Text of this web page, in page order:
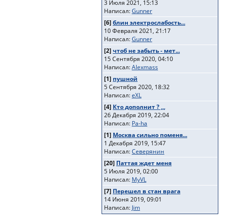
3 Июля 2021, 15:13
Написал:Gunner
[6]блин электрослабость...
10 Февраля 2021, 21:17
Написал:Gunner
[2]чтоб не забыть - мет...
15 Сентября 2020, 04:10
Написал:Alexmass
[1] пушной
5 Сентября 2020, 18:32
Написал:eXL
[4] Кто дополнит ? ,,,
26 Декабря 2019, 22:04
Написал: Pa-ha
[1] Москва сильно поменя...
1 Декабря 2019, 15:47
Написал:Северянин
[20] Паттая ждет меня
5 Июля 2019, 02:00
Написал: MyVL
[7] Перешел в стан врага
14 Июня 2019, 09:01
Написал: Jim